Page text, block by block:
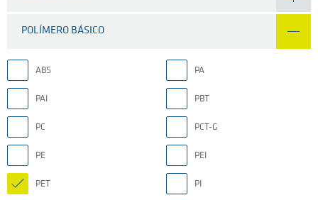
POLÍMERO BÁSICO
ABS PA
PAI PBT
PC PCT-G
PE PEI
PET PI